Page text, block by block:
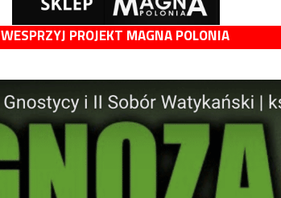
WESPRZYJ PROJEKT MAGNA POLONIA